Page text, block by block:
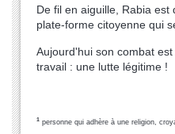
De fil en aiguille, Rabia est
plate-forme citoyenne qui
Aujourd'hui son combat
travail : une lutte légitime !
1 personne qui adhère à une religion,